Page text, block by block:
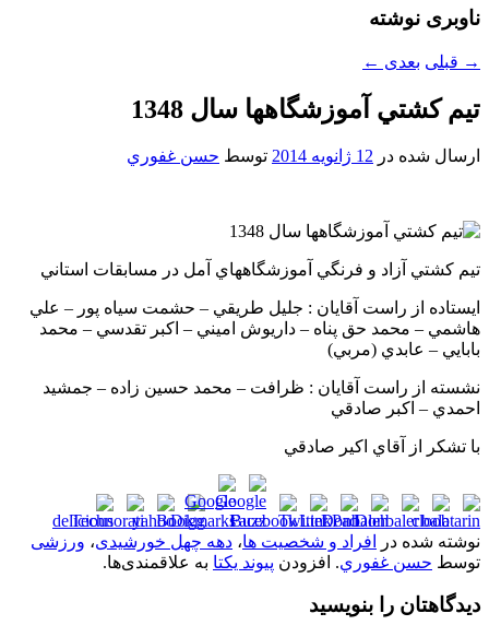
ناوبری نوشته
→ قبلی بعدی ←
تيم کشتي آموزشگاهها سال 1348
ارسال شده در 12 ژانویه 2014 توسط حسن غفوري
تيم کشتي آزاد و فرنگي آموزشگاههاي آمل در مسابقات استاني
ايستاده از راست آقايان : جليل طريقي – حشمت سياه پور – علي
هاشمي – محمد حق پناه – داريوش اميني – اکبر تقدسي – محمد
بابايي – عابدي (مربي)
نشسته از راست آقايان : ظرافت – محمد حسين زاده – جمشيد
احمدي – اکبر صادقي
با تشکر از آقاي اکير صادقي
نوشته شده در افراد و شخصیت ها، دهه چهل خورشیدی، ورزشی
توسط حسن غفوري. افزودن پیوند یکتا به علاقمندی‌ها.
دیدگاهتان را بنویسید